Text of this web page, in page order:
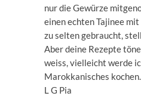
nur die Gewürze
einen echten Tajinee
zu selten gebraucht,
Aber deine Rezepte
weiss, vielleicht werde
Marokkanisches kochen.
L G Pia